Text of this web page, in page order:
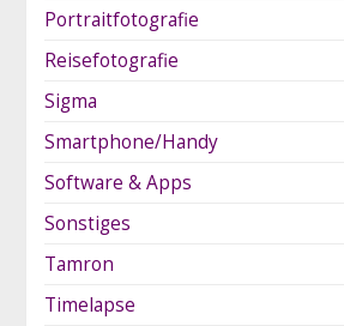
Portraitfotografie
Reisefotografie
Sigma
Smartphone/Handy
Software & Apps
Sonstiges
Tamron
Timelapse